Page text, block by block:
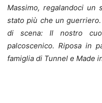
Massimo, regalandoci un
stato più che un
di scena: Il nostro
palcoscenico. Riposa in
famiglia di Tunnel e Made